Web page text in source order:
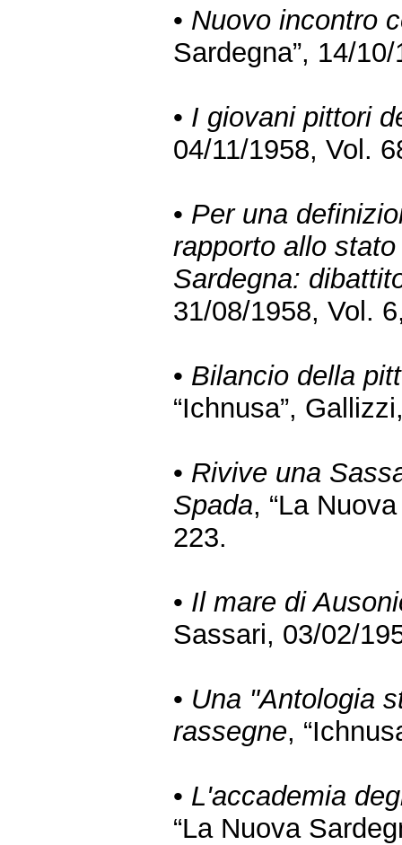
• Nuovo incontro
Sardegna”, 14/
• I giovani pittori
04/11/1958, Vol.
• Per una
rapporto allo
Sardegna:
31/08/1958, Vol.
• Bilancio della
“Ichnusa”,
• Rivive una
Spada, “La
223.
• Il mare di
Sassari, 03/02/
• Una "Antologia
rassegne,
• L'accademia
“La Nuova